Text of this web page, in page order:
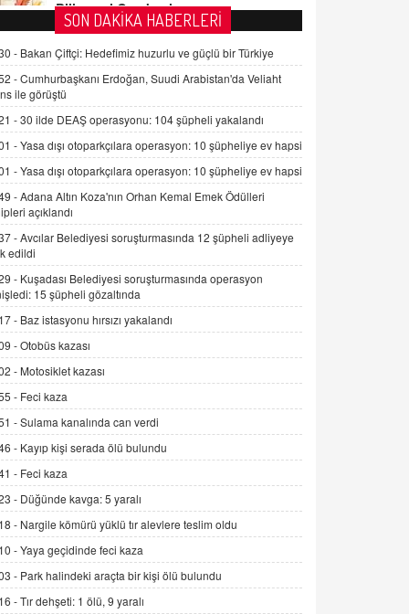
FARUK ÖNALAN
Tezkere Onaylanmasaydı…
2 Kasım 2021 Salı 00:11
AV. DOĞAN CAN DOĞAN
Kişisel verilerin korunması ve dijital
hukukun gelişimi
15.09.2025 16:17
SEHER EREK
Kış Ayları Geldi, Hangi Önlemler
Alınmalı?
İNCİ GÜL AKÖL
Trump Keşke Adana'yı da Ziyaret Etse...
06.07.2026 13:00
ADEM AKÖL
Esed Destekçilerinin Yüzüne Vurulan
Şamar: Sednaya
11.12.2024 12:30
DR. EKREM ASLAN
Gerçek Ne, Algı Ne? "Beraber
Yürüyoruz" Cümlesinin Peşinden
19.07.2025 12:45
GÖNÜL MENEKŞE
Şifacının Yolu
04.11.2025 12:56
SON DAKİKA HABERLERİ
- Bakan Çiftçi: Hedefimiz huzurlu ve güçlü bir Türkiye
-Cumhurbaşkanı Erdoğan, Suudi Arabistan'da Veliaht
ile görüştü
-30 ilde DEAŞ operasyonu: 104 şüpheli yakalandı
-Yasa dışı otoparkçılara operasyon: 10 şüpheliye ev hapsi
-Yasa dışı otoparkçılara operasyon: 10 şüpheliye ev hapsi
-Adana Altın Koza'nın Orhan Kemal Emek Ödülleri
açıklandı
-Avcılar Belediyesi soruşturmasında 12 şüpheli adliyeye
edildi
- Kuşadası Belediyesi soruşturmasında operasyon
15 şüpheli gözaltında
- Baz istasyonu hırsızı yakalandı
-Otobüs kazası
- Motosiklet kazası
- Feci kaza
-Sulama kanalında can verdi
- Kayıp kişi serada ölü bulundu
- Feci kaza
- Düğünde kavga: 5 yaralı
- Nargile kömürü yüklü tır alevlere teslim oldu
-Yaya geçidinde feci kaza
- Park halindeki araçta bir kişi ölü bulundu
-Tır dehşeti: 1 ölü, 9 yaralı